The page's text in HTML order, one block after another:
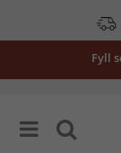
Fyll